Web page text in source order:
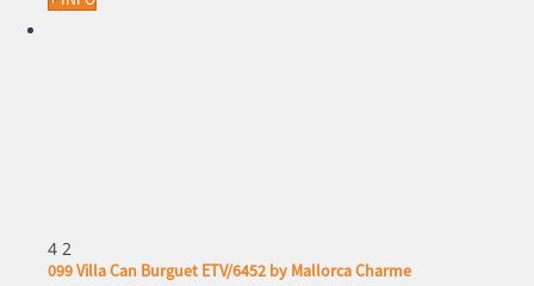
4 2
099 Villa Can Burguet ETV/6452 by Mallorca Charme